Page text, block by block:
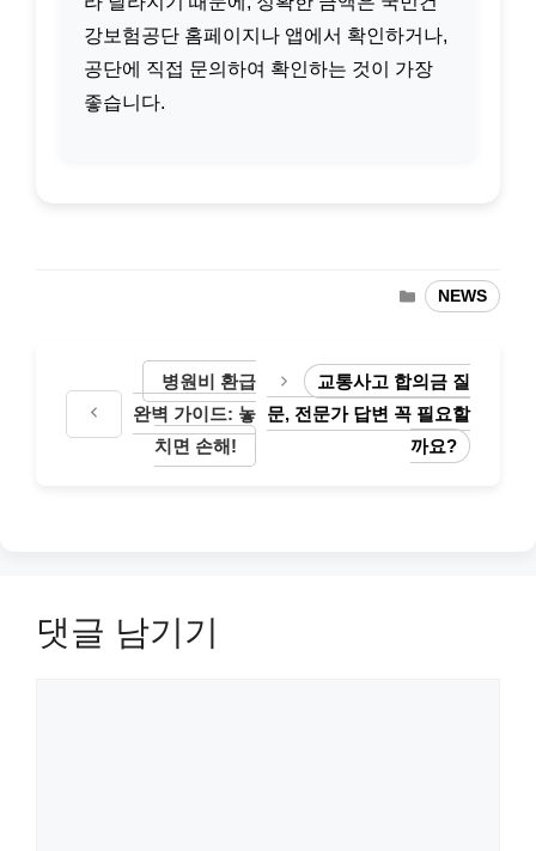
강보험공단 홈페이지나 앱에서 확인하거나,
공단에 직접 문의하여 확인하는 것이 가장
좋습니다.
카
테
리
NEWS
병원비 환급
완벽 가이드: 놓
치면 손해!
교통사고 합의금 질
문, 전문가 답변 꼭 필요할
까요?
댓글 남기기